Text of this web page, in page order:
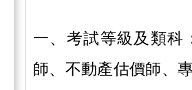
一、考試等級及類科
師、不動產估價師、